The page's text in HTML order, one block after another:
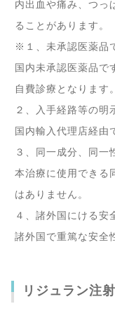
内出血や痛み、つっ
ることがあります。
※１、未承認医薬品
国内未承認医薬品で
自費診療となります。
２、入手経路等の明
国内輸入代理店経由
３、同一成分、同一
本治療に使用できる
はありません。
４、諸外国にける安
諸外国で重篤な安全
リジュラン注射